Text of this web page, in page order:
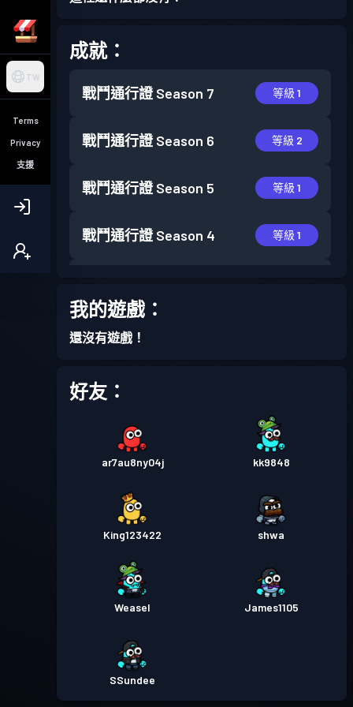
TW
Terms
Privacy
支援
成就：
戰鬥通行證 Season 7 等級 1
戰鬥通行證 Season 6 等級 2
戰鬥通行證 Season 5 等級 1
戰鬥通行證 Season 4 等級 1
戰鬥通行證
戰鬥通行證
我的遊戲：
還沒有遊戲！
好友：
ar7au8ny04j kk9848
King123422 shwa
Weasel James1105
SSundee